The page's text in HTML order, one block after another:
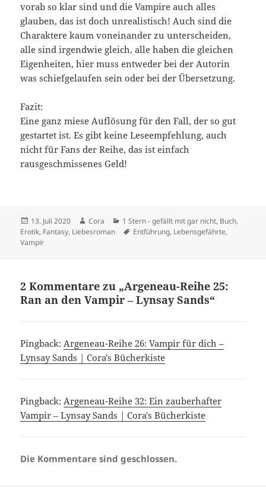
vorab so klar sind und die Vampire auch alles
glauben, das ist doch unrealistisch! Auch sind die
Charaktere kaum voneinander zu unterscheiden,
alle sind irgendwie gleich, alle haben die gleichen
Eigenheiten, hier muss entweder bei der Autorin
was schiefgelaufen sein oder bei der Übersetzung.
Fazit:
Eine ganz miese Auflösung für den Fall, der so gut
gestartet ist. Es gibt keine Leseempfehlung, auch
nicht für Fans der Reihe, das ist einfach
rausgeschmissenes Geld!
Veröffentlicht
am
13. Juli 2020 Autor
Cora Kategorien
1 Stern - gefällt mit gar nicht, Buch,
Erotik, Fantasy, Liebesroman Schlagwörter
Entführung, Lebensgefährte,
Vampir
2 Kommentare zu „Argeneau-Reihe 25:
Ran an den Vampir – Lynsay Sands“
Pingback: Argeneau-Reihe 26: Vampir für dich –
Lynsay Sands | Cora's Bücherkiste
Pingback: Argeneau-Reihe 32: Ein zauberhafter
Vampir – Lynsay Sands | Cora's Bücherkiste
Die Kommentare sind geschlossen.